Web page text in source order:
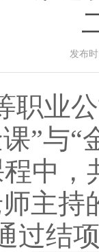
发布
职业
”与
中
主
过结